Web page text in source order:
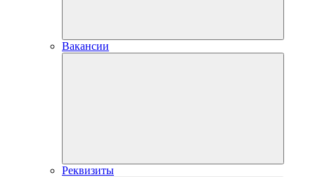
Вакансии
Реквизиты